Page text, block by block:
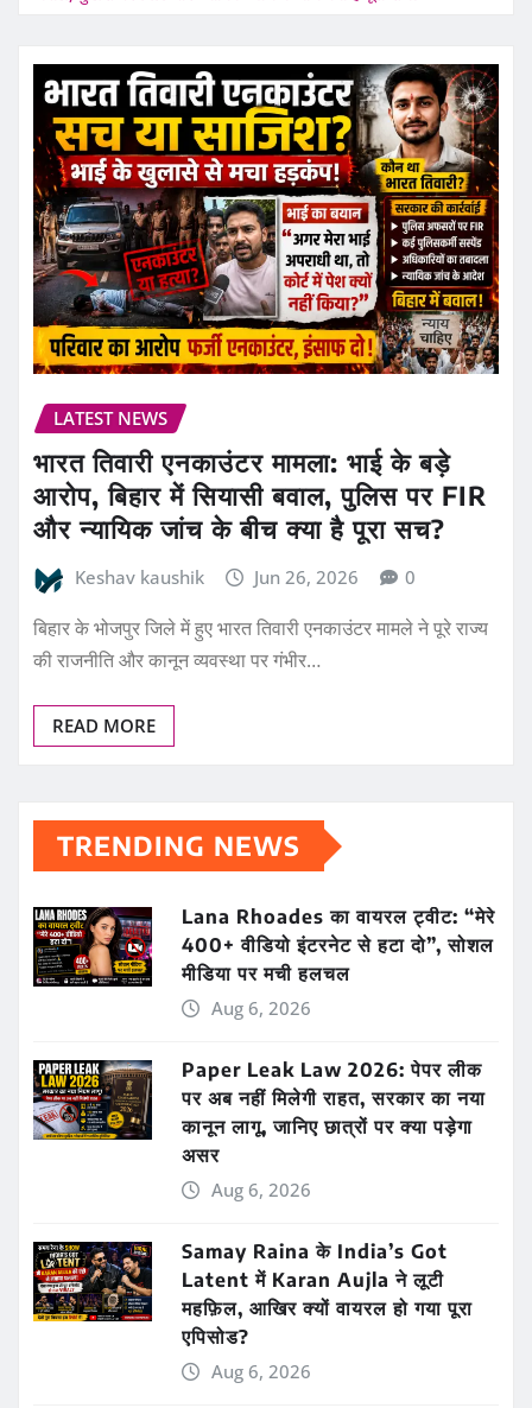
LATEST NEWS
भारत तिवारी एनकाउंटर मामला: भाई के बड़े
आरोप, बिहार में सियासी बवाल, पुलिस पर FIR
और न्यायिक जांच के बीच क्या है पूरा सच?
Keshav kaushik Jun 26, 2026 0
बिहार के भोजपुर जिले में हुए भारत तिवारी एनकाउंटर मामले ने पूरे राज्य
की राजनीति और कानून व्यवस्था पर गंभीर…
READ MORE
TRENDING NEWS
Lana Rhoades का वायरल ट्वीट: “मेरे
400+ वीडियो इंटरनेट से हटा दो”, सोशल
मीडिया पर मची हलचल
Aug 6, 2026
Paper Leak Law 2026: पेपर लीक
पर अब नहीं मिलेगी राहत, सरकार का नया
कानून लागू, जानिए छात्रों पर क्या पड़ेगा
असर
Aug 6, 2026
Samay Raina के India’s Got
Latent में Karan Aujla ने लूटी
महफ़िल, आखिर क्यों वायरल हो गया पूरा
एपिसोड?
Aug 6, 2026